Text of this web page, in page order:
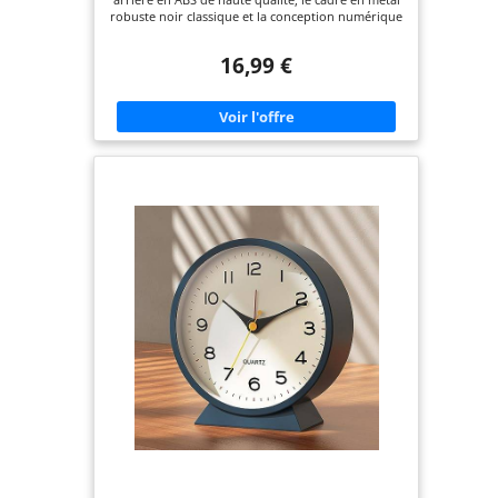
robuste noir classique et la conception numérique
est facile de voir l'heure depuis n'importe quel
avoir été actionné par 2 pile AA, le réveil
analogique silencieux utilise un mouvement à
quartz précis supérieur, sans tic tac pour les
dormeurs légers. (Les alarmes des horloges
l'obscurité: Appuyez sur le bouton de veilleuse, la
lumière manuelle brillera sur tout le cadran que
l'heure est claire à voir. La lumière est douce et
économe en énergie. Fonction Snooze: Lorsque
l'alarme se déclenche, vous pouvez appuyer sur le
bouton blanc situé à l'arrière de l'alarme pour
bénéficier de 5 minutes de sommeil. La veilleuse
s'allume également au même moment pour que
vous puissiez voir clairement l'heure à ce moment-
là. Grande Application: Diamètre du cadran de
10.5cm, un ajout pratique et moderne au chevet, à
la table et à l'étagère dans la chambre. Un
excellent cadeau pour un anniversaire ou un
festival, spécialement conçu pour les enfants, les
garçons, les filles, les adolescents et les seniors.
16,99 €